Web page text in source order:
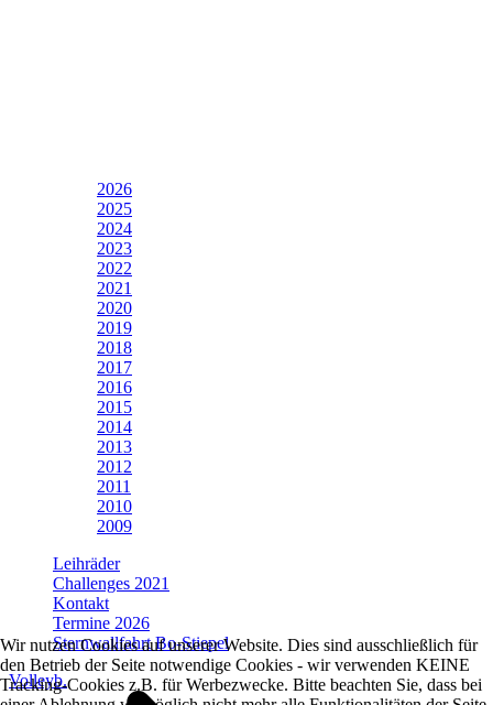
2026
2025
2024
2023
2022
2021
2020
2019
2018
2017
2016
2015
2014
2013
2012
2011
2010
2009
Leihräder
Challenges 2021
Kontakt
Termine 2026
Sternwallfahrt Bo-Stiepel
Volleyb.
Wir nutzen Cookies auf unserer Website. Dies sind ausschließlich für
den Betrieb der Seite notwendige Cookies - wir verwenden KEINE
Tracking-Cookies z.B. für Werbezwecke. Bitte beachten Sie, dass bei